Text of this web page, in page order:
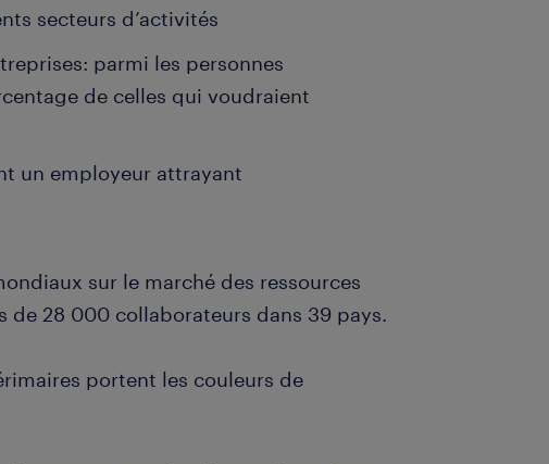
secteurs d’activités
parmi les personnes
de celles qui voudraient
un employeur attrayant
sur le marché des ressources
de 28 000 collaborateurs dans 39 pays.
portent les couleurs de